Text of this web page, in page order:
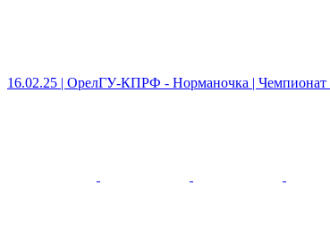
16.02.25 | ОрелГУ-КПРФ - Норманочка | Чемпионат